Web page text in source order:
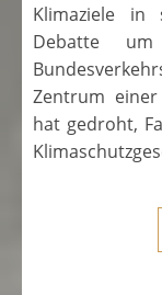
Klimaziele in
Debatte um
Zentrum
hat gedroht,